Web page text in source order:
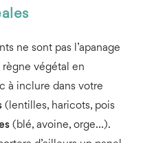
ne sont pas l’apanage
végétal en
à inclure dans votre
(lentilles, haricots, pois
(blé, avoine, orge…).